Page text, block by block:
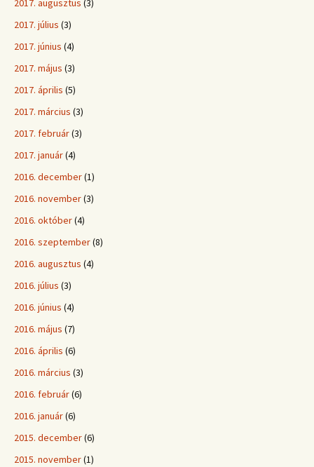
2017. augusztus (3)
2017. július (3)
2017. június (4)
2017. május (3)
2017. április (5)
2017. március (3)
2017. február(3)
2017. január(4)
2016. december(1)
2016. november(3)
2016. október(4)
2016. szeptember(8)
2016. augusztus (4)
2016. július (3)
2016. június (4)
2016. május (7)
2016. április (6)
2016. március (3)
2016. február(6)
2016. január(6)
2015. december(6)
2015. november(1)